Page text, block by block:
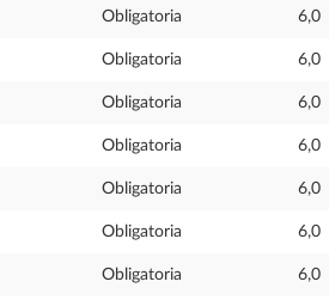
Obligatoria 6,0
Obligatoria 6,0
Obligatoria 6,0
Obligatoria 6,0
Obligatoria 6,0
Obligatoria 6,0
Obligatoria 6,0